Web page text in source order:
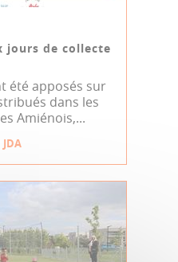
jours de collecte
été apposés sur
dans les
Amiénois,...
JDA